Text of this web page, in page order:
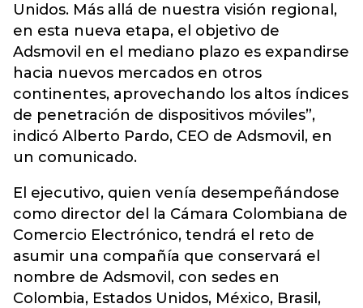
Unidos. Más allá de nuestra visión regional,
en esta nueva etapa, el objetivo de
Adsmovil en el mediano plazo es expandirse
hacia nuevos mercados en otros
continentes, aprovechando los altos índices
de penetración de dispositivos móviles”,
indicó Alberto Pardo, CEO de Adsmovil, en
un comunicado.
El ejecutivo, quien venía desempeñándose
como director del la Cámara Colombiana de
Comercio Electrónico, tendrá el reto de
asumir una compañía que conservará el
nombre de Adsmovil, con sedes en
Colombia, Estados Unidos, México, Brasil,